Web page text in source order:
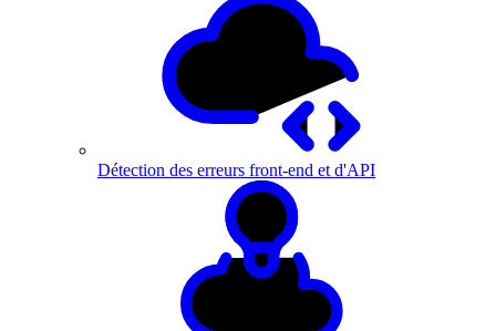
Détection des erreurs front-end et d'API